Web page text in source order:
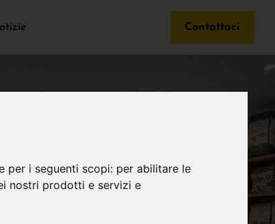
per i seguenti scopi: per abilitare le
nostri prodotti e servizi e
Contattaci